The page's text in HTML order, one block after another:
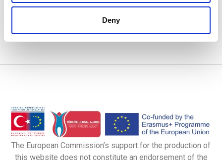
Deny
The European Commission’s support for the production of
this website does not constitute an endorsement of the